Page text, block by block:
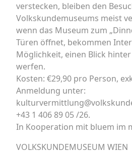
verstecken, bleiben den
Volkskundemuseums meist
wenn das Museum zum
Türen öffnet, bekommen
Möglichkeit, einen Blick
werfen.
Kosten: €29,90 pro Person,
Anmeldung unter:
+43 1 406 89 05 /26.
In Kooperation mit bluem im
VOLKSKUNDEMUSEUM WIEN